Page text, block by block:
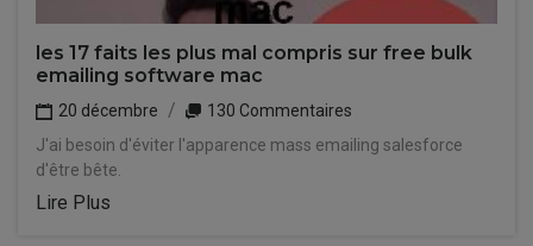
les 17 faits les plus mal compris sur free bulk
emailing software mac
20 décembre
130 Commentaires
J'ai besoin d'éviter l'apparence mass emailing salesforce
d'être bête.
Lire Plus